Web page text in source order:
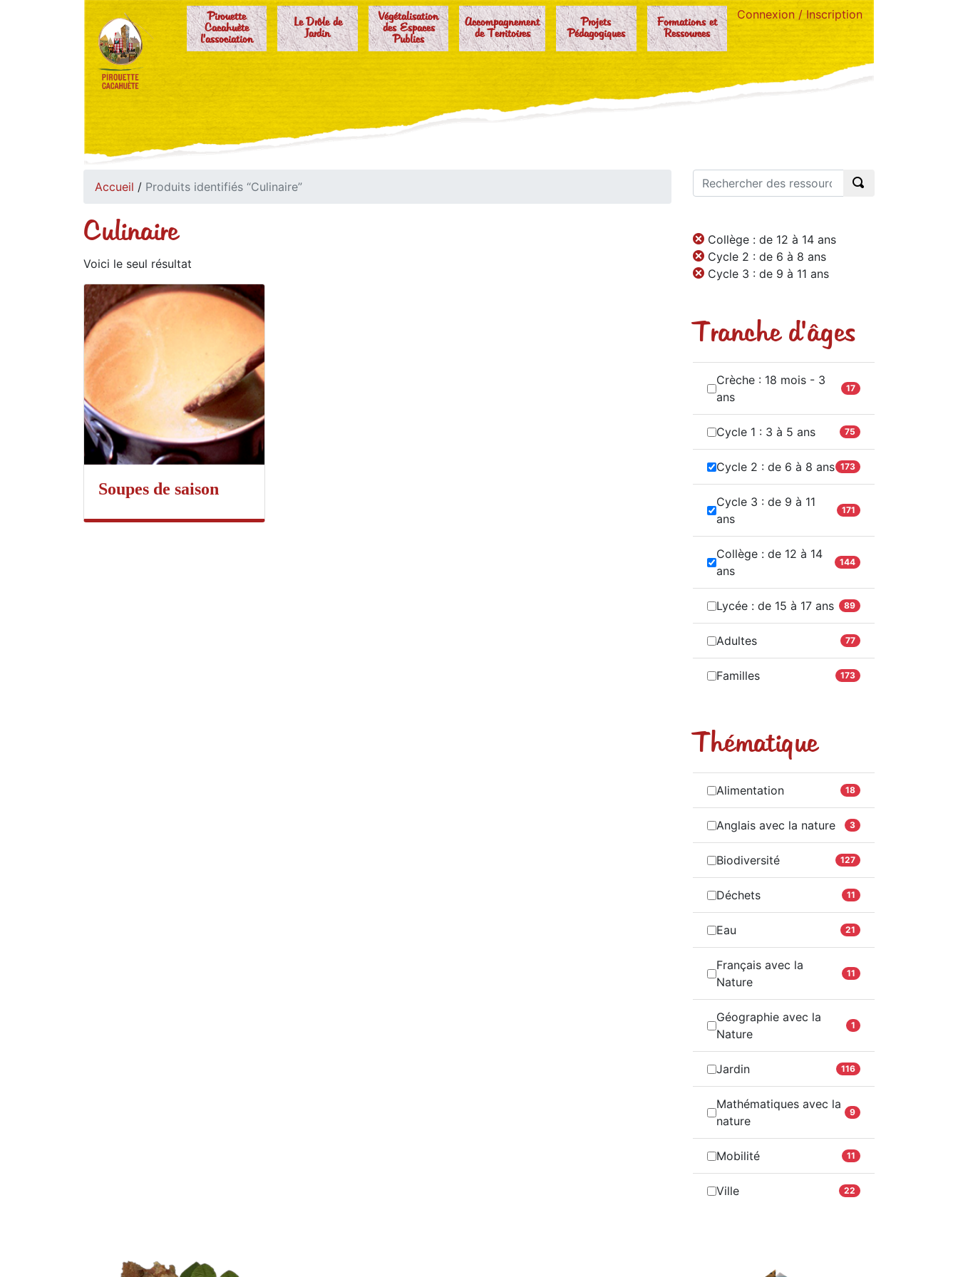
Pirouette
Cacahuète
l'association
Le Drôle de
Jardin
Végétalisation
des Espaces
Publics
Accompagnement
de Territoires
Projets
Pédagogiques
Formations et
Ressources
Connexion / Inscription
Accueil / Produits identifiés “Culinaire”
Culinaire
Voici le seul résultat
Soupes de saison
Collège : de 12 à 14 ans
Cycle 2 : de 6 à 8 ans
Cycle 3 : de 9 à 11 ans
Tranche d'âges
Crèche : 18 mois - 3
ans
17
Cycle 1 : 3 à 5 ans 75
Cycle 2 : de 6 à 8 ans 173
Cycle 3 : de 9 à 11
ans
171
Collège : de 12 à 14
ans
144
Lycée : de 15 à 17 ans 89
Adultes 77
Familles 173
Thématique
Alimentation 18
Anglais avec la nature 3
Biodiversité 127
Déchets 11
Eau 21
Français avec la
Nature
11
Géographie avec la
Nature
1
Jardin 116
Mathématiques avec la
nature
9
Mobilité 11
Ville 22